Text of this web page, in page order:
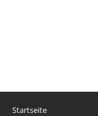
Startseite